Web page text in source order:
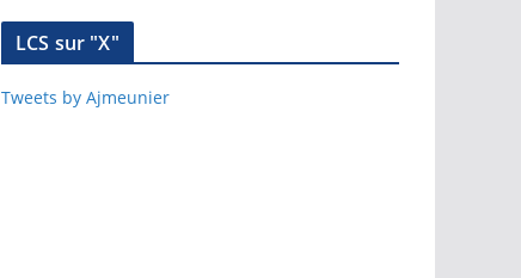
LCS sur "X"
Tweets by Ajmeunier